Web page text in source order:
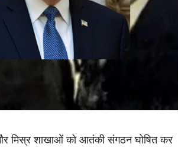
मिस्र शाखाओं को आतंकी संगठन घोषित कर